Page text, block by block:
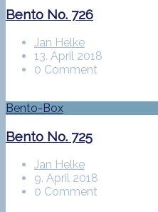
Bento No. 726
Jan Helke
13. April 2018
0 Comment
Bento-Box
Bento No. 725
Jan Helke
9. April 2018
0 Comment